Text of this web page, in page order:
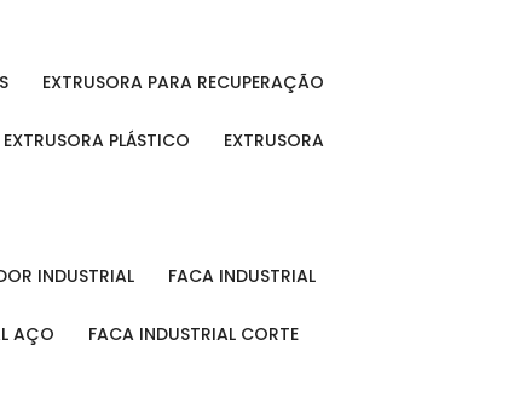
EXTRUSORA PARA RECUPERAÇÃO
EXTRUSORA PLÁSTICO EXTRUSORA
INDUSTRIAL FACA INDUSTRIAL
AÇO FACA INDUSTRIAL CORTE